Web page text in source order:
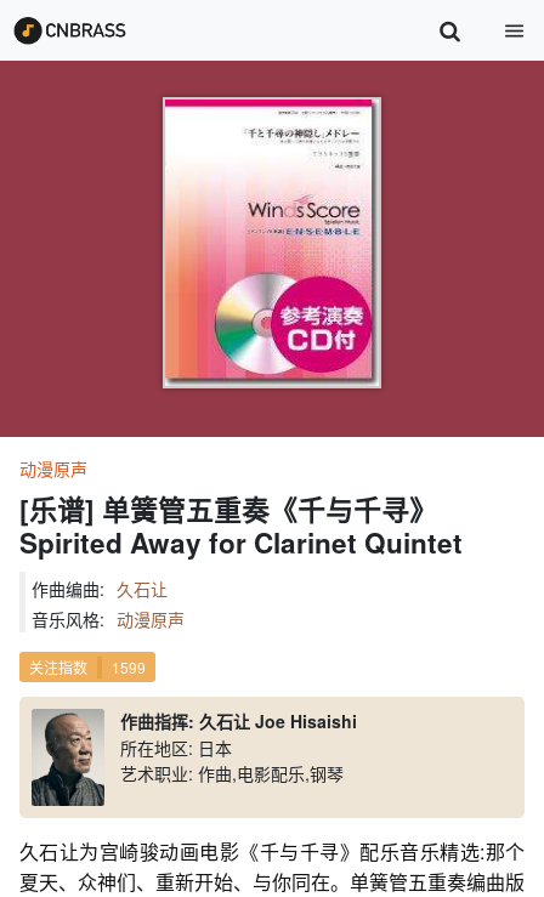
动漫原声
[乐谱] 单簧管五重奏《千与千寻》
Spirited Away for Clarinet Quintet
作曲编曲: 久石让
音乐风格: 动漫原声
关注指数 1599
作曲指挥: 久石让 Joe Hisaishi
所在地区: 日本
艺术职业: 作曲,电影配乐,钢琴
久石让为宫崎骏动画电影《千与千寻》配乐音乐精选:那个
夏天、众神们、重新开始、与你同在。单簧管五重奏编曲版